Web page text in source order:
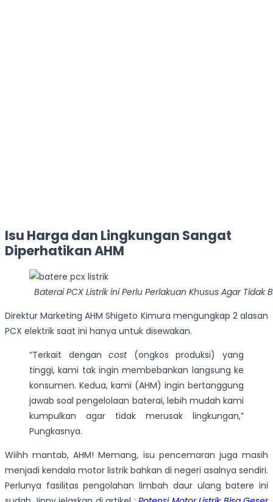
Isu Harga dan Lingkungan Sangat
Diperhatikan AHM
Baterai PCX Listrik ini Perlu Perlakuan Khusus Agar
Direktur Marketing AHM Shigeto Kimura mengungkap 2 alasan
PCX elektrik saat ini hanya untuk disewakan.
“Terkait dengancost(ongkos produksi) yang
tinggi, kami tak ingin membebankan langsung ke
konsumen. Kedua, kami (AHM) ingin bertanggung
jawab soal pengelolaan baterai, lebih mudah kami
kumpulkan agar tidak merusak lingkungan,”
Pungkasnya.
Wiihh mantab, AHM! Memang, isu pencemaran juga masih
menjadi kendala motor listrik bahkan di negeri asalnya sendiri.
Perlunya fasilitas pengolahan limbah daur ulang batere ini